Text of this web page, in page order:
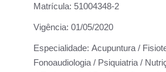
Matrícula: 51004348-2
Vigência: 01/05/2020
Especialidade: Acupuntura /
Fonoaudiologia / Psiquiatria /